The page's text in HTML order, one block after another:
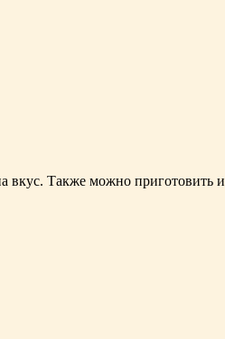
вкус. Также можно приготовить и